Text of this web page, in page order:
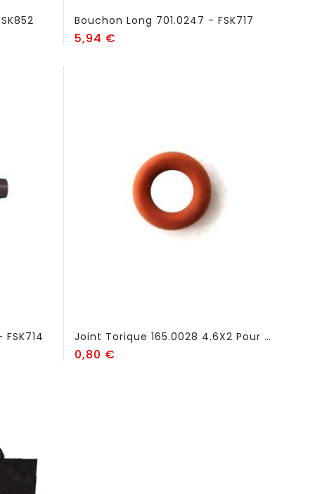
Bouchon Long 701.0247 - FSK717
5,94 €
Joint Torique 165.0028 4.6X2 Pour Bouchon TIG - FSK600
0,80 €